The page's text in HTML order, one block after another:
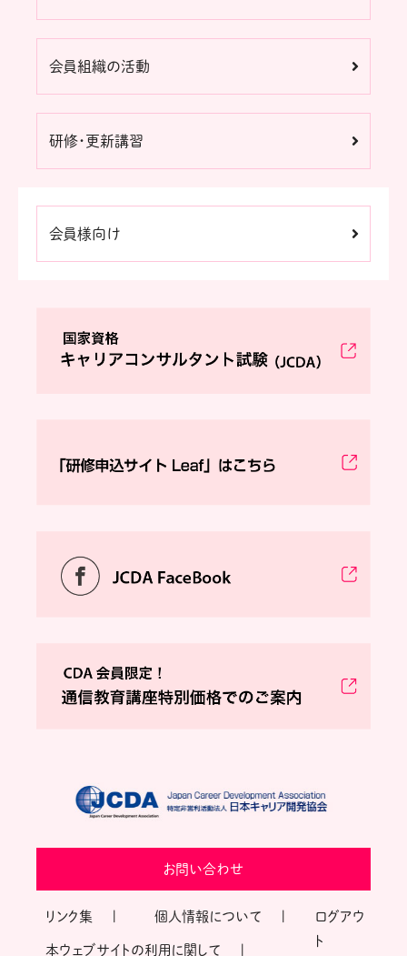
会員組織の活動
研修・更新講習
会員様向け
お問い合わせ
リンク集 個人情報について
本ウェブサイトの利用に関して
ログアウ
ト